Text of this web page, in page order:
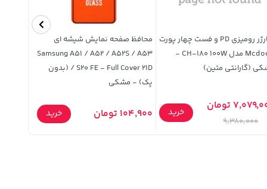
شارژر رومیزی PD و فست چهار پورت
Mcdodo مدل CH-180 100W -
(گارانتی متین)
تومان
9,380,000
خرید
محافظ صفحه نمایش شیشه ای
Samsung A51 / A52 / A52S / A53
/ S20 FE - Full Cover 21D (بدون
پک) - مشکی
104,900 تومان خرید